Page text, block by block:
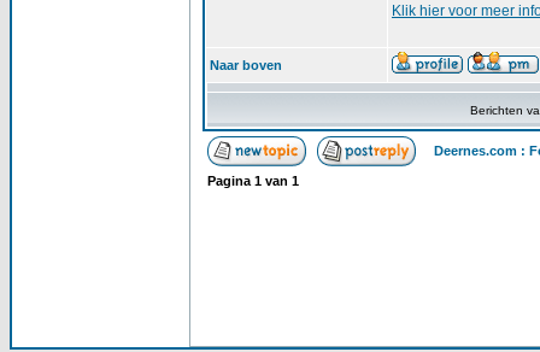
Klik hier voor meer
Naar boven
Berichten
Deernes.com :
Pagina 1 van 1